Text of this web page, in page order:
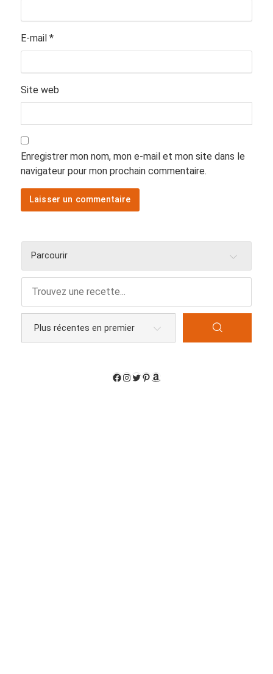
E-mail *
Site web
Enregistrer mon nom, mon e-mail et mon site dans le
navigateur pour mon prochain commentaire.
Parcourir